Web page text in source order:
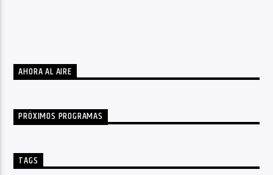
AHORA AL AIRE
PRÓXIMOS PROGRAMAS
TAGS